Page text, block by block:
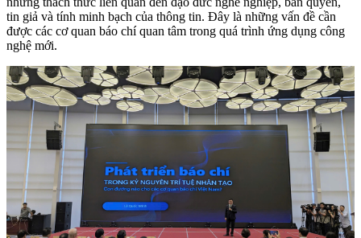
tin giả và tính minh bạch của thông tin. Đây là những vấn đề cần
được các cơ quan báo chí quan tâm trong quá trình ứng dụng công
nghệ mới.